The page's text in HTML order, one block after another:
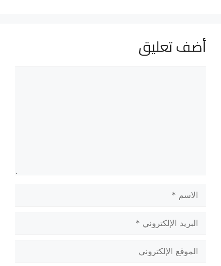
أضف تعليق
الاسم
البريد
الإلكتروني
الموقع
الإلكتروني